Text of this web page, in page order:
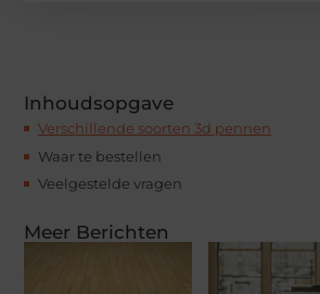
Inhoudsopgave
Verschillende soorten 3d pennen
Waar te bestellen
Veelgestelde vragen
Meer Berichten